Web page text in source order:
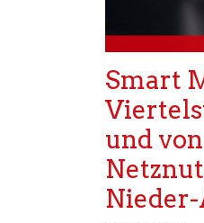
Smart
und